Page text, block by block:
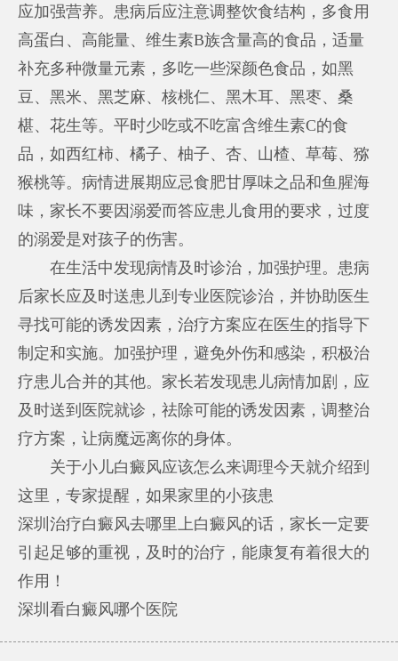
应加强营养。患病后应注意调整饮食结构，多食用
高蛋白、高能量、维生素B族含量高的食品，适量
补充多种微量元素，多吃一些深颜色食品，如黑
豆、黑米、黑芝麻、核桃仁、黑木耳、黑枣、桑
椹、花生等。平时少吃或不吃富含维生素C的食
品，如西红柿、橘子、柚子、杏、山楂、草莓、猕
猴桃等。病情进展期应忌食肥甘厚味之品和鱼腥海
味，家长不要因溺爱而答应患儿食用的要求，过度
的溺爱是对孩子的伤害。
在生活中发现病情及时诊治，加强护理。患病
后家长应及时送患儿到专业医院诊治，并协助医生
寻找可能的诱发因素，治疗方案应在医生的指导下
制定和实施。加强护理，避免外伤和感染，积极治
疗患儿合并的其他。家长若发现患儿病情加剧，应
及时送到医院就诊，祛除可能的诱发因素，调整治
疗方案，让病魔远离你的身体。
关于小儿白癜风应该怎么来调理今天就介绍到
这里，专家提醒，如果家里的小孩患
深圳治疗白癜风去哪里 上白癜风的话，家长一定要
引起足够的重视，及时的治疗，能康复有着很大的
作用！
深圳看白癜风哪个医院